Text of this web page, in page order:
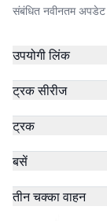
संबंधित नवीनतम अपडेट
उपयोगी लिंक
ट्रक सीरीज
ट्रक
बसें
तीन चक्का वाहन